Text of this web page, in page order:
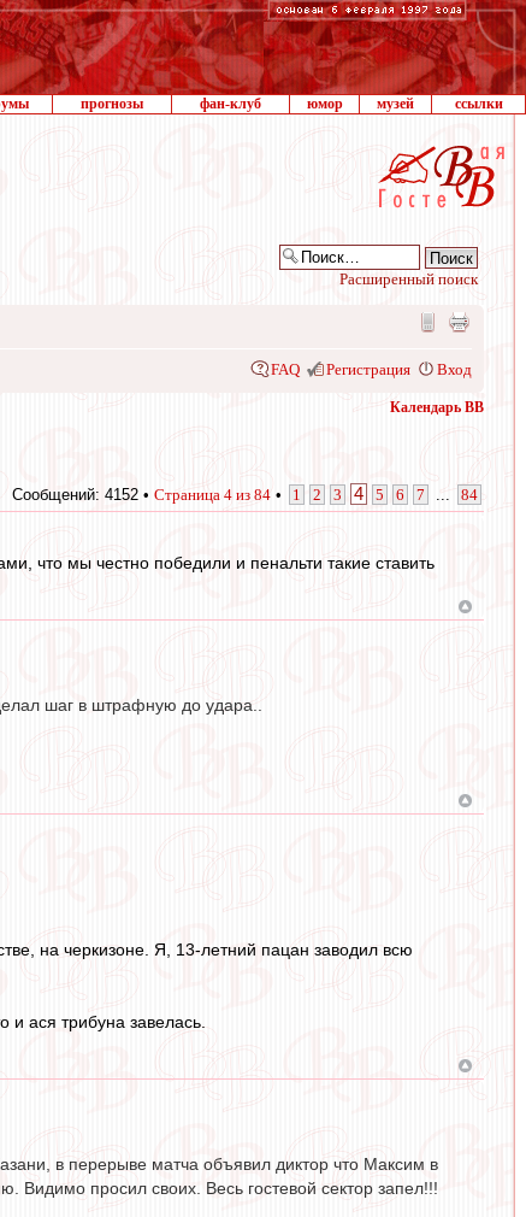
прогнозы фан-клуб юмор музей ссылки
Расширенный поиск
FAQ Регистрация Вход
Календарь ВВ
Сообщений: 4152 • Страница 4 из 84 • 1 2 3 4 5 6 7 84
что мы честно победили и пенальти такие ставить
шаг в штрафную до удара..
на черкизоне. Я, 13-летний пацан заводил всю
ася трибуна завелась.
в перерыве матча объявил диктор что Максим в
Видимо просил своих. Весь гостевой сектор запел!!!